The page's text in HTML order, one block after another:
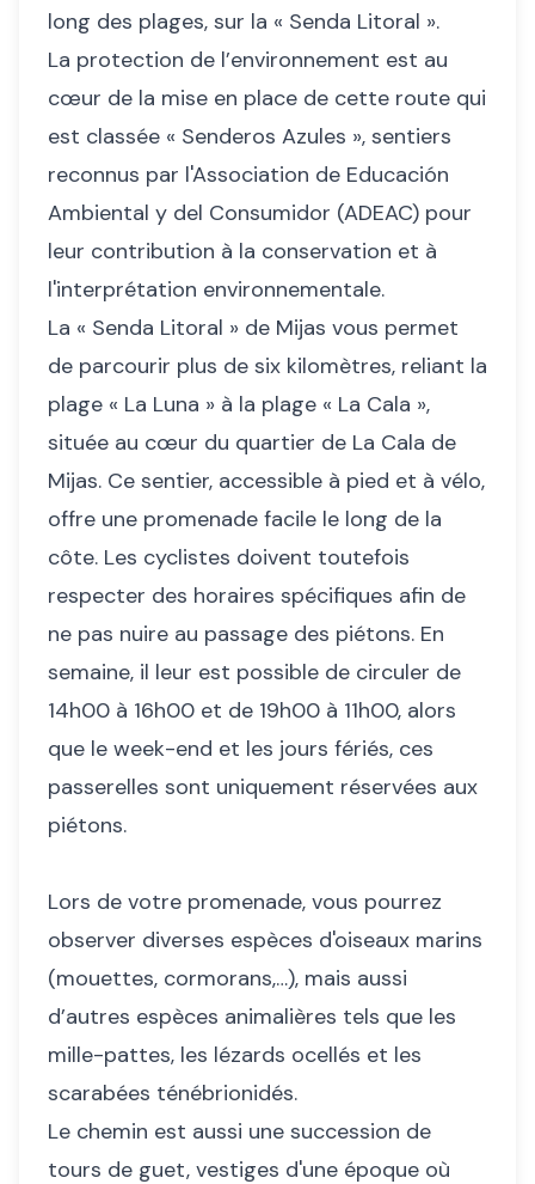
long des plages, sur la « Senda Litoral ».
La protection de l’environnement est au
cœur de la mise en place de cette route qui
est classée « Senderos Azules », sentiers
reconnus par l'Association de Educación
Ambiental y del Consumidor (ADEAC) pour
leur contribution à la conservation et à
l'interprétation environnementale.
La « Senda Litoral » de Mijas vous permet
de parcourir plus de six kilomètres, reliant la
plage « La Luna » à la plage « La Cala »,
située au cœur du quartier de La Cala de
Mijas. Ce sentier, accessible à pied et à vélo,
offre une promenade facile le long de la
côte. Les cyclistes doivent toutefois
respecter des horaires spécifiques afin de
ne pas nuire au passage des piétons. En
semaine, il leur est possible de circuler de
14h00 à 16h00 et de 19h00 à 11h00, alors
que le week-end et les jours fériés, ces
passerelles sont uniquement réservées aux
piétons.
Lors de votre promenade, vous pourrez
observer diverses espèces d'oiseaux marins
(mouettes, cormorans,…), mais aussi
d’autres espèces animalières tels que les
mille-pattes, les lézards ocellés et les
scarabées ténébrionidés.
Le chemin est aussi une succession de
tours de guet, vestiges d'une époque où